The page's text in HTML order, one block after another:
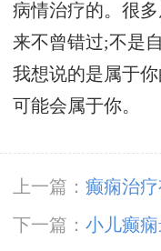
病情治疗的。很
来不曾错过;不是
我想说的是属于
可能会属于你。
上一篇： 癫痫治
下一篇： 小儿癫